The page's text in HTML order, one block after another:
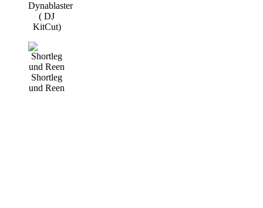
Dynablaster
( DJ
KitCut)
Shortleg
und Reen